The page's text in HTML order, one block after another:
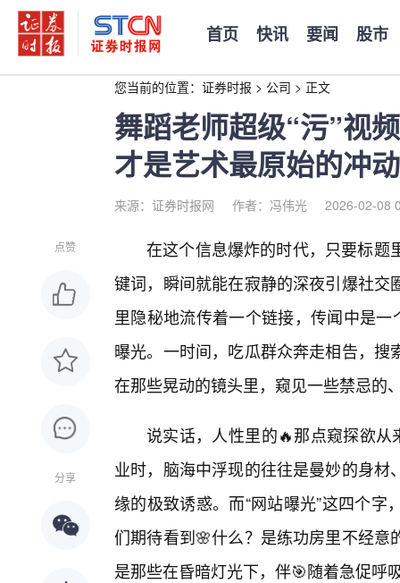
首页 快讯 要闻 股市
您当前的位置： 证券时报 > 公司 > 正文
舞蹈老师超级“污”视
才是艺术最原始的冲
来源：证券时报网 作者：冯伟光 2026-02-08
点赞
分享
在这个信息爆炸的时代，只要标题
键词，瞬间就能在寂静的深夜引爆社
里隐秘地流传着一个链接，传闻中是
曝光。一时间，吃瓜群众奔走相告，
在那些晃动的镜头里，窥见一些禁忌的
说实话，人性里的🔥那点窥探欲从
业时，脑海中浮现的往往是曼妙的身
缘的极致诱惑。而“网站曝光”这四个
们期待看到🌸什么？是练功房里不经
是那些在昏暗灯光下，伴🎯随着急促呼